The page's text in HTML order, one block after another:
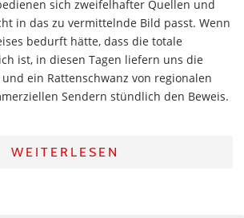
sich zweifelhafter Quellen und
in das zu vermittelnde Bild passt. Wenn
bedurft hätte, dass die totale
ist, in diesen Tagen liefern uns die
ein Rattenschwanz von regionalen
Sendern stündlich den Beweis.
WEITERLESEN